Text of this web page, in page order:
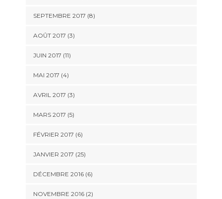
SEPTEMBRE 2017 (8)
AOÛT 2017 (3)
JUIN 2017 (11)
MAI 2017 (4)
AVRIL 2017 (3)
MARS 2017 (5)
FÉVRIER 2017 (6)
JANVIER 2017 (25)
DÉCEMBRE 2016 (6)
NOVEMBRE 2016 (2)